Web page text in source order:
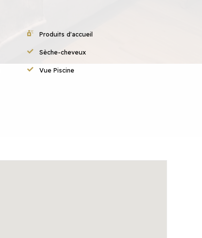
Produits d'accueil
Sèche-cheveux
Vue Piscine